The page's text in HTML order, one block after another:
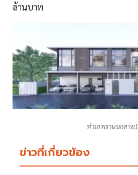
ล้านบาท
ทำเลพรานนกสาย1
ข่าวที่เกี่ยวข้อง